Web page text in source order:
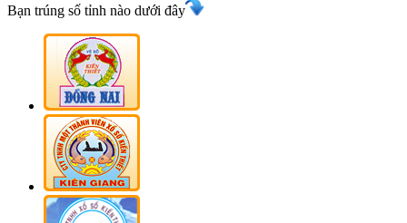
Bạn trúng số tỉnh nào dưới đây